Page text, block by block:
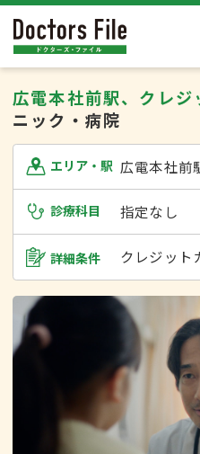
広電本社前駅、クレジ
ニック・病院
エリア・駅 広電本社前
診療科目 指定なし
詳細条件 クレジット